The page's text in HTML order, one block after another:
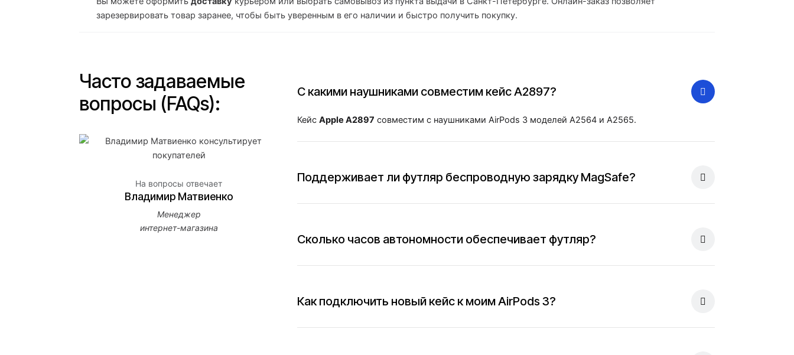
зарезервировать товар заранее, чтобы быть уверенным в его наличии и быстро получить покупку.
Часто задаваемые
вопросы (FAQs):
На вопросы отвечает
Владимир Матвиенко
Менеджер
интернет-магазина
С какими наушниками совместим кейс A2897?
КейсApple A2897 совместим с наушниками AirPods 3 моделей A2564 и A2565.
Поддерживает ли футляр беспроводную зарядку MagSafe?
Сколько часов автономности обеспечивает футляр?
Как подключить новый кейс к моим AirPods 3?